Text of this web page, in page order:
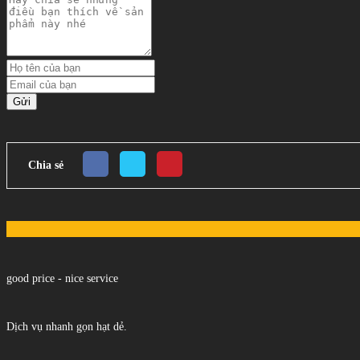
Gửi
Chia sẻ
good price - nice service
Dịch vụ nhanh gọn hạt dẻ.